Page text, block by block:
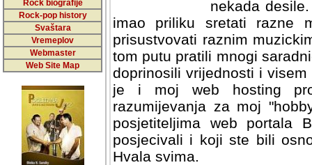
Rock biografije
Rock-pop history
Svaštara
Vremeplov
Webmaster
Web Site Map
nekada
imao priliku sretati razne
prisustvovati raznim
tom putu pratili mnogi
doprinosili vrijednosti i
je i moj web hosting
razumijevanja za moj
posjetiteljima web portala
posjecivali i koji ste bili
Hvala svima.